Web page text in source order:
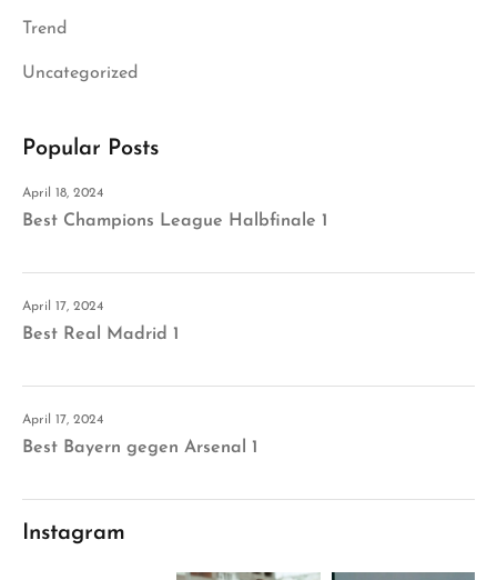
Trend
Uncategorized
Popular Posts
April 18, 2024
Best Champions League Halbfinale 1
April 17, 2024
Best Real Madrid 1
April 17, 2024
Best Bayern gegen Arsenal 1
Instagram